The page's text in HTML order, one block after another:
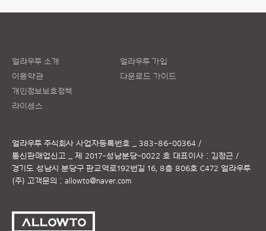
얼라우투 소개
이용약관
개인정보보호정책
라이센스
얼라우투 가입
다운로드 가이드
얼라우투 주식회사 사업자등록번호 _ 383-86-00364 /
통신판매업신고 _ 제 2017-성남분당-0022 호 대표이사 : 김정근 /
경기도 성남시 분당구 판교역로192번길 16, 8층 806호 C472 얼라우투
(주) 고객문의 : allowto@naver.com